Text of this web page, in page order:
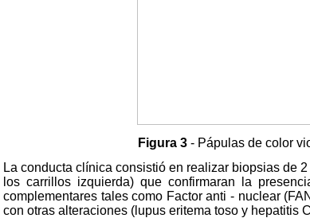
Figura 3- Pápulas de color
La conducta clínica consistió en realizar biopsias de
los carrillos izquierda) que confirmaran la
complementares tales como Factor anti - nuclear
con otras alteraciones (lupus eritema toso y hepatitis